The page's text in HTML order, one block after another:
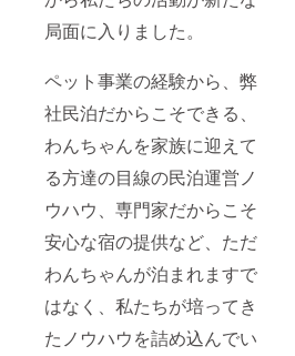
局面に入りました。
ペット事業の経験から、弊
社民泊だからこそできる、
わんちゃんを家族に迎えて
る方達の目線の民泊運営ノ
ウハウ、専門家だからこそ
安心な宿の提供など、ただ
わんちゃんが泊まれますで
はなく、私たちが培ってき
たノウハウを詰め込んでい